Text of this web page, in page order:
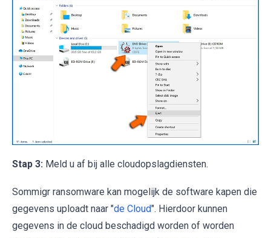
Stap 3: Meld u af bij alle cloudopslagdiensten.
Sommigr ransomware kan mogelijk de software kapen die
gegevens uploadt naar "de Cloud". Hierdoor kunnen
gegevens in de cloud beschadigd worden of worden